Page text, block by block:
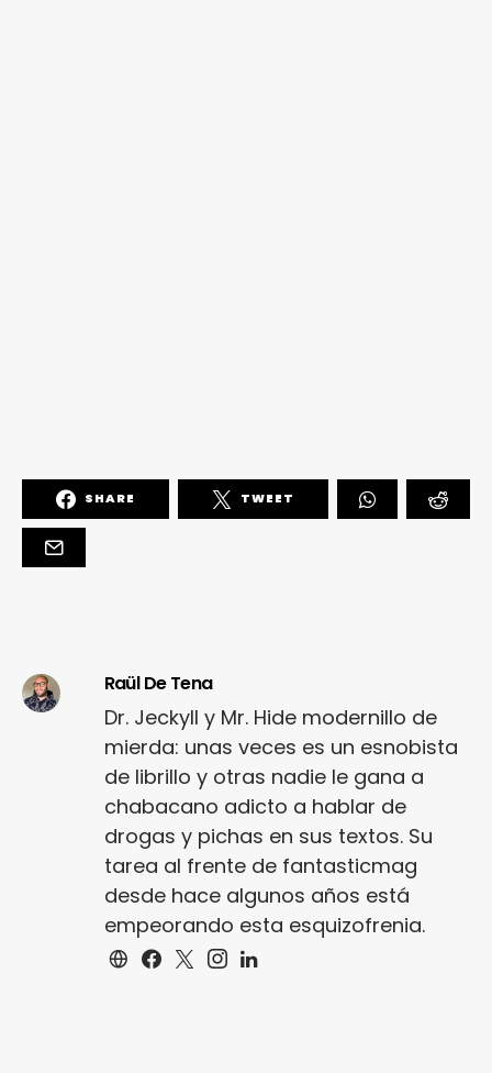
SHARE TWEET
Raül De Tena
Dr. Jeckyll y Mr. Hide modernillo de
mierda: unas veces es un esnobista
de librillo y otras nadie le gana a
chabacano adicto a hablar de
drogas y pichas en sus textos. Su
tarea al frente de fantasticmag
desde hace algunos años está
empeorando esta esquizofrenia.